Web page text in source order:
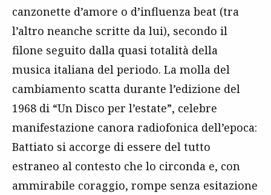
canzonette d’amore o d’influenza beat (tra
l’altro neanche scritte da lui), secondo il
filone seguito dalla quasi totalità della
musica italiana del periodo. La molla del
cambiamento scatta durante l’edizione del
1968 di “Un Disco per l’estate”, celebre
manifestazione canora radiofonica dell’epoca:
Battiato si accorge di essere del tutto
estraneo al contesto che lo circonda e, con
ammirabile coraggio, rompe senza esitazione